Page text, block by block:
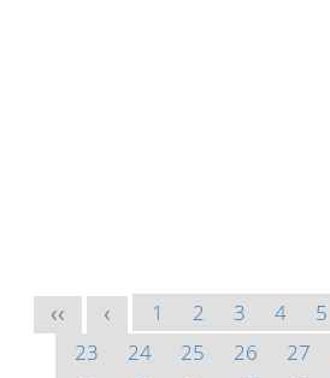
<< < 1 2 3 4 5
23
24 25 26 27